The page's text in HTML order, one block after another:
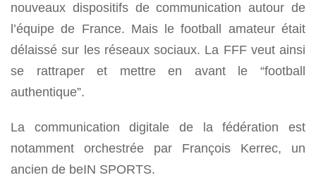
nouveaux dispositifs de communication autour de
l’équipe de France. Mais le football amateur était
délaissé sur les réseaux sociaux. La FFF veut ainsi
se rattraper et mettre en avant le “football
authentique”.
La communication digitale de la fédération est
notamment orchestrée par François Kerrec, un
ancien de beIN SPORTS.